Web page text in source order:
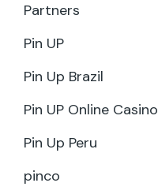
Partners
Pin UP
Pin Up Brazil
Pin UP Online Casino
Pin Up Peru
pinco